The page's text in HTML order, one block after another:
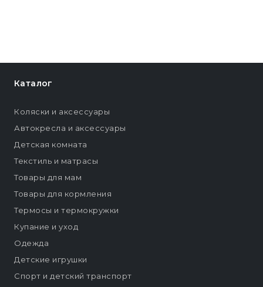
Каталог
Коляски и аксессуары
Автокресла и аксессуары
Детская комната
Текстиль и матрасы
Товары для мам
Товары для кормления
Термосы и термокружки
Купание и уход
Одежда
Детские игрушки
Спорт и детский транспорт